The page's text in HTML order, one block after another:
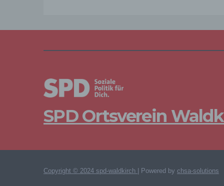
SPD Ortsverein
Copyright © 2024 spd-waldkirch | Powered by chsa-solutions